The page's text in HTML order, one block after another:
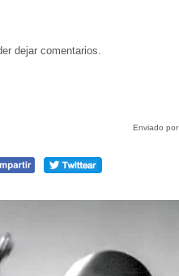
dejar comentarios.
Enviado por